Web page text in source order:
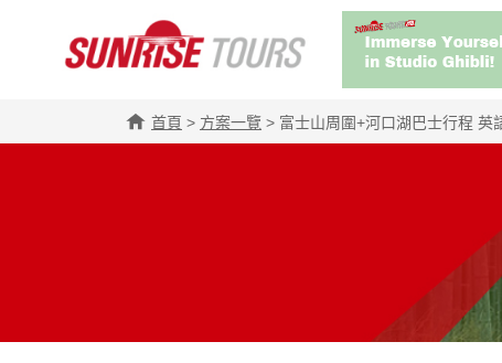
首頁 > 方案一覽 > 富士山周圍+河口湖巴士行程 英